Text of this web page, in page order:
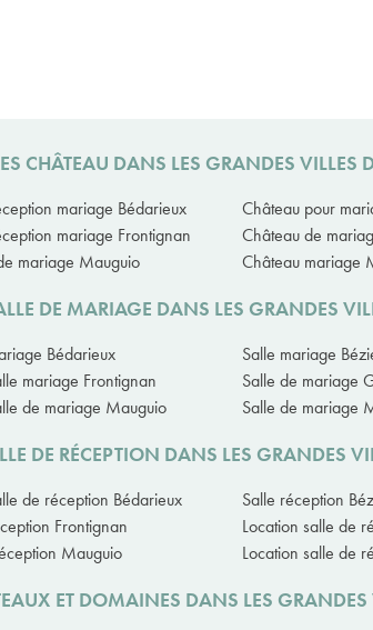
CHÂTEAU DANS LES GRANDES VILLES
mariage Bédarieux Château pour
mariage Frontignan Château de
mariage Mauguio Château mariage
DE MARIAGE DANS LES GRANDES
Bédarieux Salle mariage
mariage Frontignan Salle de mariage
de mariage Mauguio Salle de mariage
DE RÉCEPTION DANS LES GRANDES
de réception Bédarieux Salle réception
Frontignan Location salle de
Mauguio Location salle de
ET DOMAINES DANS LES